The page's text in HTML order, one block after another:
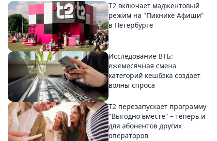
Т2 включает маджентовый
режим на "Пикнике Афиши"
в Петербурге
Исследование ВТБ:
ежемесячная смена
категорий кешбэка создает
волны спроса
Т2 перезапускает программу
"Выгодно вместе" – теперь и
для абонентов других
операторов